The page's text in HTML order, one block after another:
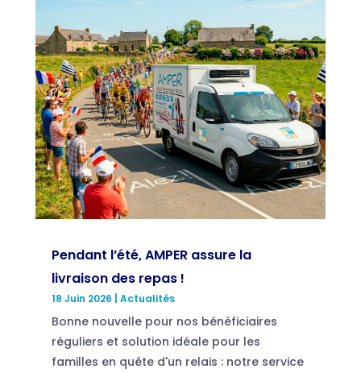
Pendant l’été, AMPER assure la
livraison des repas !
18 Juin 2026 Actualités
Bonne nouvelle pour nos bénéficiaires
réguliers et solution idéale pour les
familles en quête d'un relais : notre service